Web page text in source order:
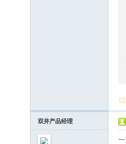
双井产品经理